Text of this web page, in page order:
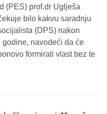
(PES) prof.dr Uglješa
bilo kakvu saradnju
(DPS) nakon
navodeći da će
formirati vlast bez te